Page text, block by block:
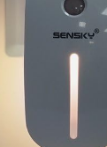
Vista
Figures/
For Your